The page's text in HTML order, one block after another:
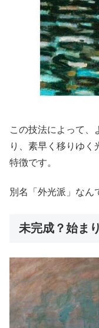
この技法によって、
り、素早く移りゆく
特徴です。
別名「外光派」なん
未完成？始ま